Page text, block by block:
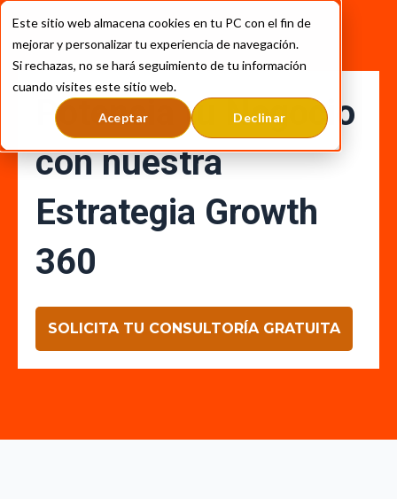
Este sitio web almacena cookies en tu PC con el fin de
mejorar y personalizar tu experiencia de navegación.
Si rechazas, no se hará seguimiento de tu información
cuando visites este sitio web.
Aceptar Declinar
Potencia tu Negocio
con nuestra
Estrategia Growth
360
SOLICITA TU CONSULTORÍA GRATUITA